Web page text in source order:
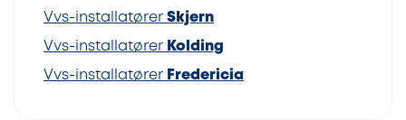
Vvs-installatører Skjern
Vvs-installatører Kolding
Vvs-installatører Fredericia